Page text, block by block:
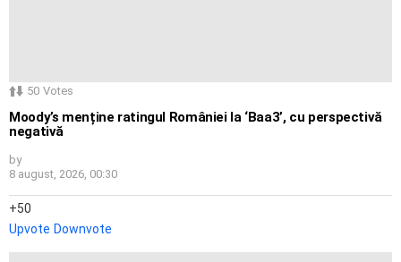
50 Votes
Moody’s menține ratingul României la ‘Baa3’, cu perspectivă
negativă
by
8 august, 2026, 00:30
50
Upvote Downvote